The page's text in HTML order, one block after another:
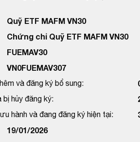
Quỹ ETF MAFM VN30
Chứng chỉ Quỹ ETF MAFM VN30
FUEMAV30
VN0FUEMAV307
và đăng ký bổ sung:
hủy đăng ký:
hành và đang đăng ký hiện tại:
19/01/2026